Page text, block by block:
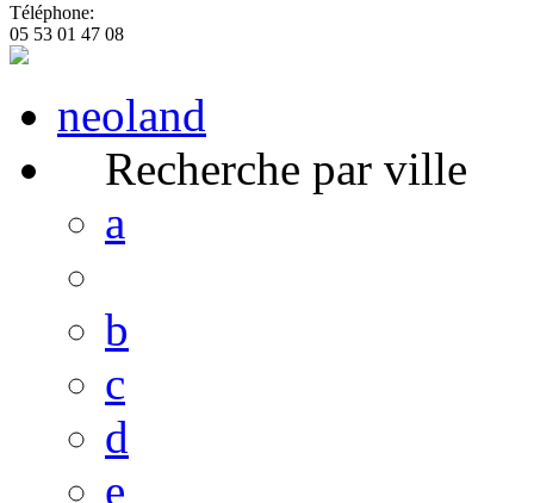
Téléphone:
05 53 01 47 08
neoland
Recherche par ville
a
b
c
d
e